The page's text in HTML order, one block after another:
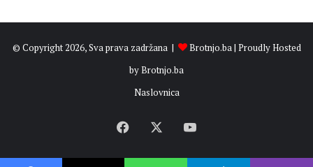
© Copyright 2026, Sva prava zadržana | Brotnjo.ba| Proudly Hosted
byBrotnjo.ba
Naslovnica
Facebook YouTube